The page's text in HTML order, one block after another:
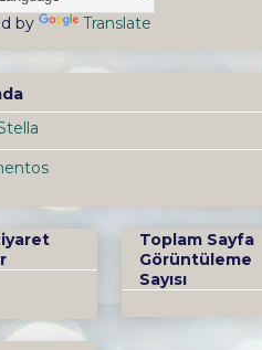
by Translate
Toplam Sayfa
Görüntüleme
Sayısı